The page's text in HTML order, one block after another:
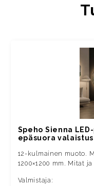
Speho Sienna
epäsuora valaistus
12-kulmainen muoto.
1200×1200 mm. Mitat
Valmistaja: